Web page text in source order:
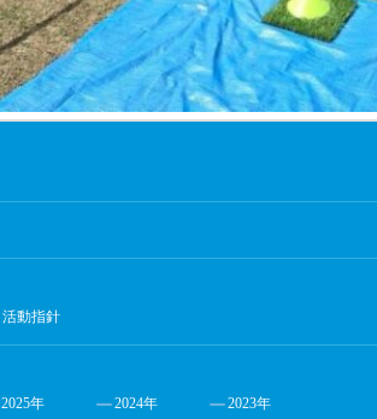
活動指針
2025年 2024年
2023年